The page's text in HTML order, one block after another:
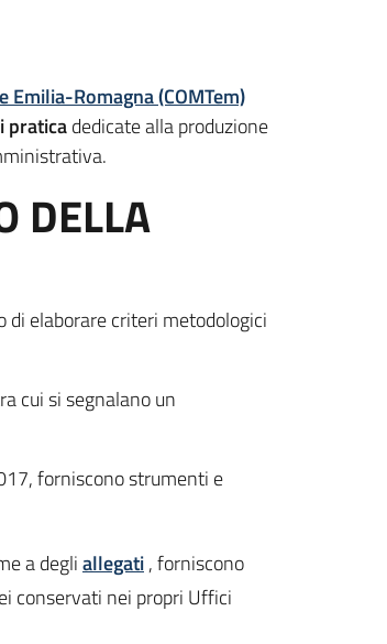
Emilia-Romagna (COMTem)
praticadedicate alla produzione
DELLA
di elaborare criteri metodologici
cui si segnalano un
forniscono strumenti e
a degliallegati, forniscono
conservati nei propri Uffici